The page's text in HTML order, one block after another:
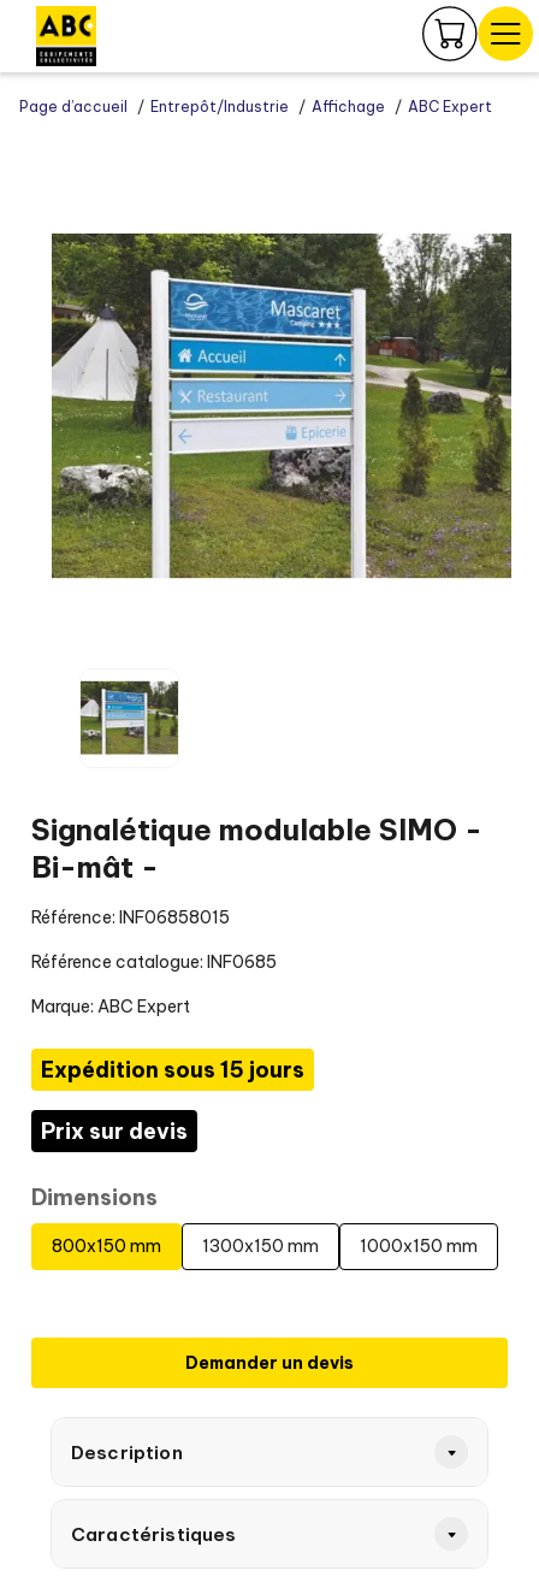
Page d’accueil Entrepôt/Industrie Affichage ABC Expert
Signalétique modulable SIMO -
Bi-mât -
Référence: INF06858015
Référence catalogue: INF0685
Marque: ABC Expert
Expédition sous 15 jours
Prix sur devis
Dimensions
800x150 mm 1300x150 mm 1000x150 mm
Demander un devis
Description
Caractéristiques
Panneau de gestion des cookies